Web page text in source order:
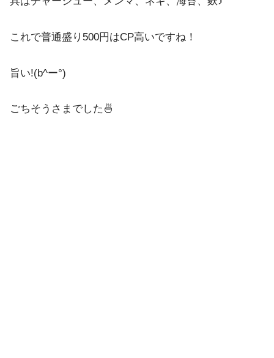
これで普通盛り500円はCP高いですね！
旨い!(b^ー°)
ごちそうさまでした🍜